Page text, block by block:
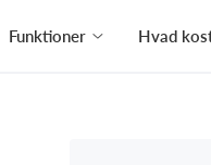
Funktioner Hvad